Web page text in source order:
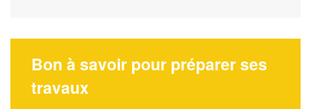
Bon à savoir pour préparer ses
travaux